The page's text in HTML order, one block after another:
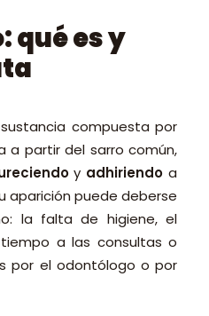
qué es y
compuesta por
a partir del sarro común,
y adhiriendo a
aparición puede deberse
la falta de higiene, el
a las consultas o
por el odontólogo o por